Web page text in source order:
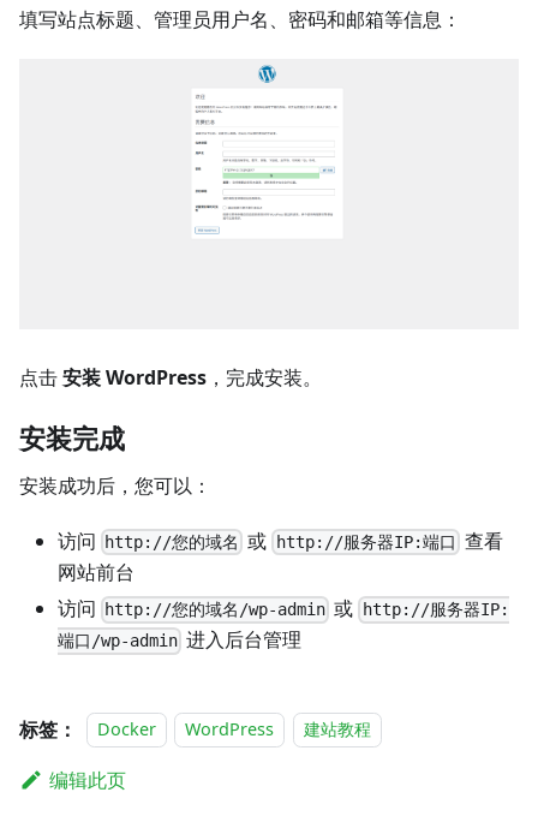
填写站点标题、管理员用户名、密码和邮箱等信息：
点击安装 WordPress ，完成安装。
安装完成
安装成功后，您可以：
访问 http://您的域名 或 http://服务器IP:端口 查看
网站前台
访问
http://您的域名/wp-admin 或 http://服务器IP:
端口/wp-admin 进入后台管理
标签： Docker WordPress 建站教程
编辑此页